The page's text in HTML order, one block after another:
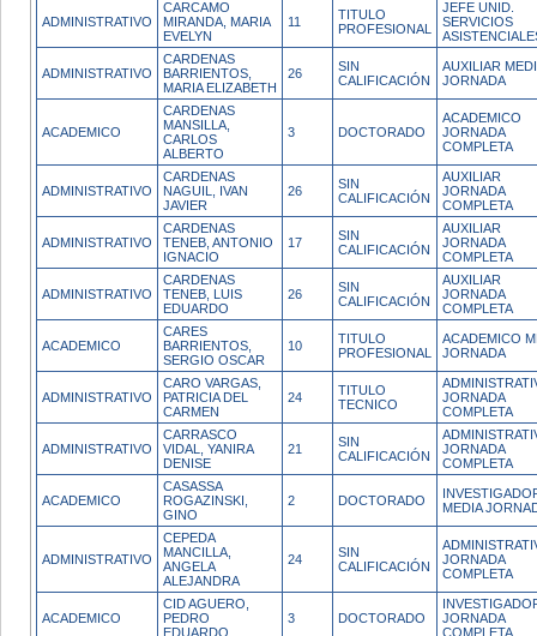
ADMINISTRATIVO
CARCAMO
MIRANDA, MARIA
EVELYN
11
TITULO
PROFESIONAL
JEFE UNID.
SERVICIOS
ADMINISTRATIVO
CARDENAS
BARRIENTOS,
MARIA ELIZABETH
26
SIN
CALIFICACIÓN
AUXILIAR
JORNADA
ACADEMICO
CARDENAS
MANSILLA,
CARLOS
ALBERTO
3 DOCTORADO
ACADEMICO
JORNADA
COMPLETA
ADMINISTRATIVO
CARDENAS
NAGUIL, IVAN
JAVIER
26
SIN
CALIFICACIÓN
AUXILIAR
JORNADA
COMPLETA
ADMINISTRATIVO
CARDENAS
TENEB, ANTONIO
IGNACIO
17
SIN
CALIFICACIÓN
AUXILIAR
JORNADA
COMPLETA
ADMINISTRATIVO
CARDENAS
TENEB, LUIS
EDUARDO
26
SIN
CALIFICACIÓN
AUXILIAR
JORNADA
COMPLETA
ACADEMICO
CARES
BARRIENTOS,
SERGIO OSCAR
10
TITULO
PROFESIONAL
ACADEMICO
JORNADA
ADMINISTRATIVO
CARO VARGAS,
PATRICIA DEL
CARMEN
24
TITULO
TECNICO
JORNADA
COMPLETA
ADMINISTRATIVO
CARRASCO
VIDAL, YANIRA
DENISE
21
SIN
CALIFICACIÓN
JORNADA
COMPLETA
ACADEMICO
CASASSA
ROGAZINSKI,
GINO
2 DOCTORADO
MEDIA
ADMINISTRATIVO
CEPEDA
MANCILLA,
ANGELA
ALEJANDRA
24
SIN
CALIFICACIÓN
JORNADA
COMPLETA
ACADEMICO
CID AGUERO,
PEDRO
EDUARDO
3 DOCTORADO
JORNADA
COMPLETA